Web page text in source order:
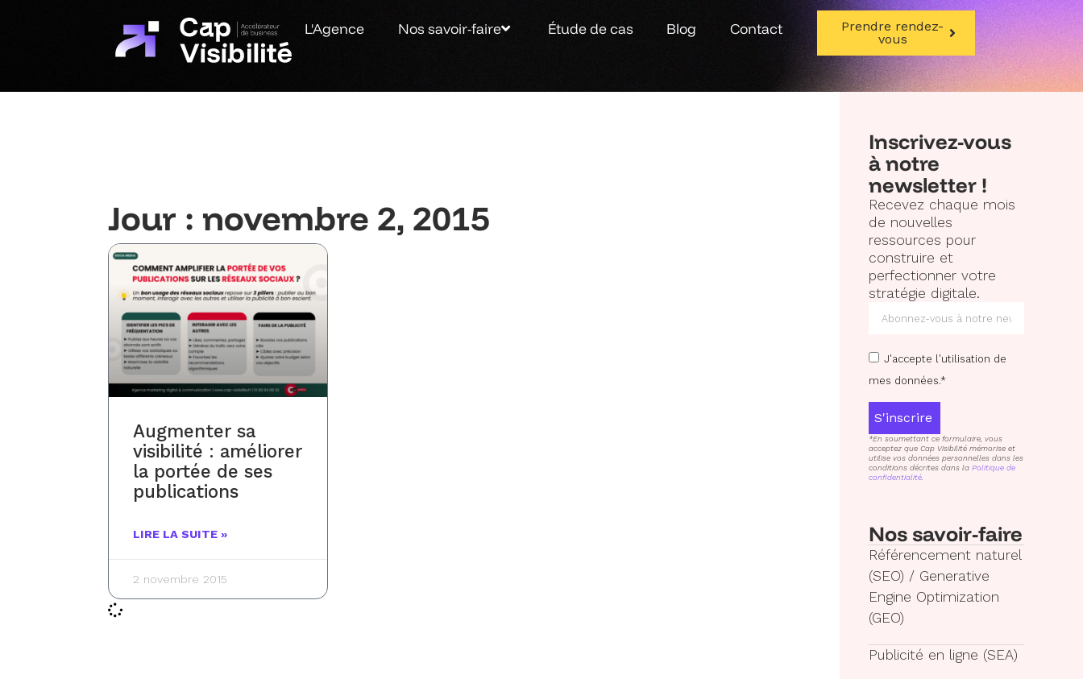
L'Agence Nos savoir-faire Étude de cas Blog Contact
Prendre rendez-
vous
Jour : novembre 2, 2015
Augmenter sa
visibilité : améliorer
la portée de ses
publications
LIRE LA SUITE »
2 novembre 2015
Inscrivez-vous
à notre
newsletter !
Recevez chaque mois
de nouvelles
ressources pour
construire et
perfectionner votre
stratégie digitale.
J'accepte l'utilisation de
mes données.*
S'inscrire
*En soumettant ce formulaire, vous
acceptez que Cap Visibilité mémorise et
utilise vos données personnelles dans les
conditions décrites dans la Politique de
confidentialité.
Nos savoir-faire
Référencement naturel
(SEO) / Generative
Engine Optimization
(GEO)
Publicité en ligne (SEA)